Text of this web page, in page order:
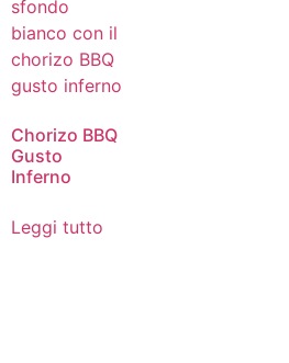
Chorizo BBQ
Gusto
Inferno
Leggi tutto